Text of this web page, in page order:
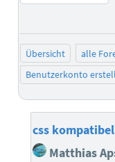
Übersicht alle
Benutzerkonto
css
Matthias